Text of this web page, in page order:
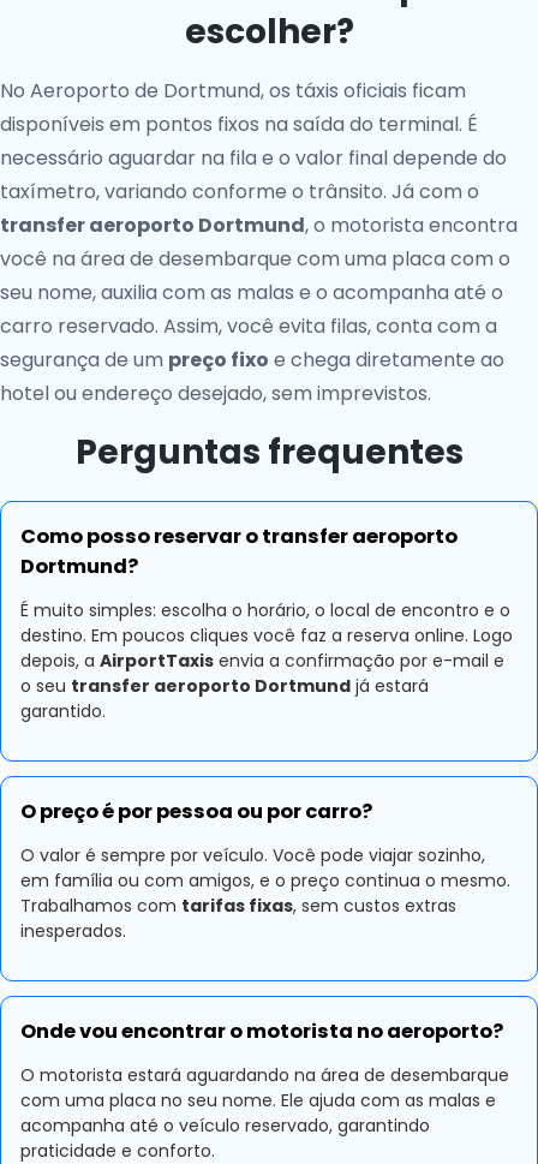
escolher?
No Aeroporto de Dortmund, os táxis oficiais ficam
disponíveis em pontos fixos na saída do terminal. É
necessário aguardar na fila e o valor final depende do
taxímetro, variando conforme o trânsito. Já com o
transfer aeroporto Dortmund, o motorista encontra
você na área de desembarque com uma placa com o
seu nome, auxilia com as malas e o acompanha até o
carro reservado. Assim, você evita filas, conta com a
segurança de um preço fixo e chega diretamente ao
hotel ou endereço desejado, sem imprevistos.
Perguntas frequentes
Como posso reservar o transfer aeroporto
Dortmund?
É muito simples: escolha o horário, o local de encontro e o
destino. Em poucos cliques você faz a reserva online. Logo
depois, a AirportTaxis envia a confirmação por e-mail e
o seu transfer aeroporto Dortmund já estará
garantido.
O preço é por pessoa ou por carro?
O valor é sempre por veículo. Você pode viajar sozinho,
em família ou com amigos, e o preço continua o mesmo.
Trabalhamos com tarifas fixas, sem custos extras
inesperados.
Onde vou encontrar o motorista no aeroporto?
O motorista estará aguardando na área de desembarque
com uma placa no seu nome. Ele ajuda com as malas e
acompanha até o veículo reservado, garantindo
praticidade e conforto.